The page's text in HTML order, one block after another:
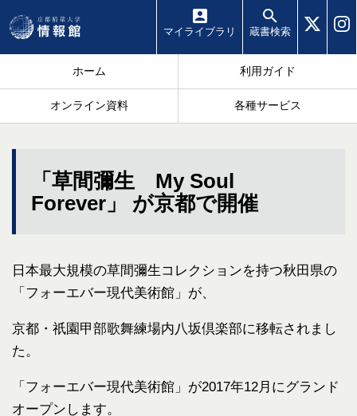
マイ ライブラリ 蔵書検索
ホーム 利用ガイド
オンライン資料 各種サービス
「草間彌生 My Soul
Forever」 が京都で開催
日本最大規模の草間彌生コレクションを持つ秋田県の
「フォーエバー現代美術館」が、
京都・祇園甲部歌舞練場内八坂倶楽部に移転されまし
た。
「フォーエバー現代美術館」が2017年12月にグランド
オープンします。